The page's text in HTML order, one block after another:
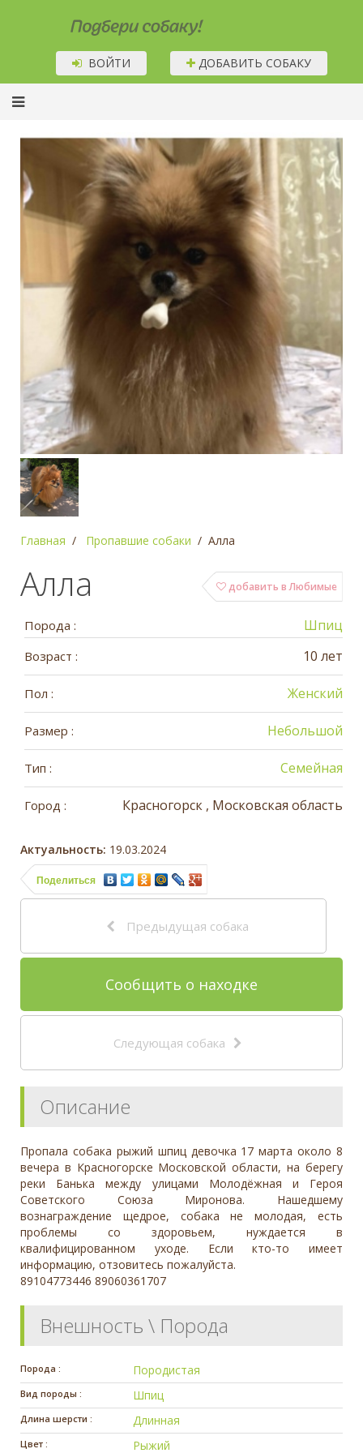
Подбери собаку!
ВОЙТИ ДОБАВИТЬ СОБАКУ
Главная Пропавшие собаки Алла
добавить в Любимые
Алла
Порода : Шпиц
Возраст : 10 лет
Пол : Женский
Размер : Небольшой
Тип : Семейная
Город : Красногорск , Московская область
Актуальность: 19.03.2024
Поделиться
Предыдущая собака
Сообщить о находке
Следующая собака
Описание
Пропала собака рыжий шпиц девочка 17 марта около 8
вечера в Красногорске Московской области, на берегу
реки Банька между улицами Молодёжная и Героя
Советского Союза Миронова. Нашедшему
вознаграждение щедрое, собака не молодая, есть
проблемы со здоровьем, нуждается в
квалифицированном уходе. Если кто-то имеет
информацию, отзовитесь пожалуйста.
89104773446 89060361707
Внешность \ Порода
Порода : Породистая
Вид породы : Шпиц
Длина шерсти : Длинная
Цвет : Рыжий